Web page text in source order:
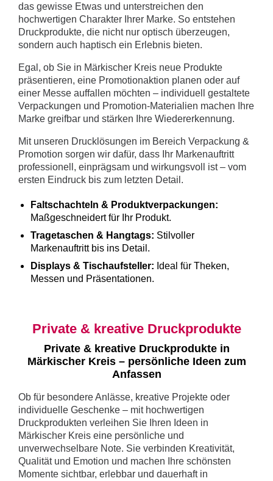
das gewisse Etwas und unterstreichen den
hochwertigen Charakter Ihrer Marke. So entstehen
Druckprodukte, die nicht nur optisch überzeugen,
sondern auch haptisch ein Erlebnis bieten.
Egal, ob Sie in Märkischer Kreis neue Produkte
präsentieren, eine Promotionaktion planen oder auf
einer Messe auffallen möchten – individuell gestaltete
Verpackungen und Promotion-Materialien machen Ihre
Marke greifbar und stärken Ihre Wiedererkennung.
Mit unseren Drucklösungen im Bereich Verpackung &
Promotion sorgen wir dafür, dass Ihr Markenauftritt
professionell, einprägsam und wirkungsvoll ist – vom
ersten Eindruck bis zum letzten Detail.
Faltschachteln & Produktverpackungen:
Maßgeschneidert für Ihr Produkt.
Tragetaschen & Hangtags: Stilvoller
Markenauftritt bis ins Detail.
Displays & Tischaufsteller: Ideal für Theken,
Messen und Präsentationen.
Private & kreative Druckprodukte
Private & kreative Druckprodukte in
Märkischer Kreis – persönliche Ideen zum
Anfassen
Ob für besondere Anlässe, kreative Projekte oder
individuelle Geschenke – mit hochwertigen
Druckprodukten verleihen Sie Ihren Ideen in
Märkischer Kreis eine persönliche und
unverwechselbare Note. Sie verbinden Kreativität,
Qualität und Emotion und machen Ihre schönsten
Momente sichtbar, erlebbar und dauerhaft in